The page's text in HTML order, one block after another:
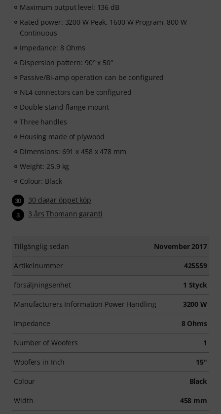
Maximum output level: 136 dB
Rated power: 3200 W Peak, 1600 W Program, 800 W
Continuous
Impedance: 8 Ohms
Dispersion pattern: 90° x 50°
Passive/Bi-amp operation can be configured
NL4 connectors can be configured
Double stand flange mount
Three handles
Housing made of plywood
Dimensions: 691 x 458 x 478 mm
Weight: 25.9 kg
Colour: Black
30 30 dagar öppet köp
3 3 års Thomann garanti
Tillgänglig sedan November 2017
Artikelnummer 425559
försäljningsenhet 1 Styck
Manufacturers Information Power Handling 3200 W
Impedance 8 Ohms
Number of Woofers 1
Woofers in Inch 15"
Colour Black
Width 458 mm